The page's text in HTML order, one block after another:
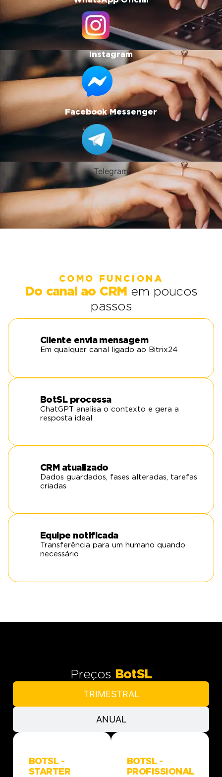
Instagram
Facebook Messenger
Telegram
COMO FUNCIONA
Do canal ao CRM em poucos
passos
Cliente envia mensagem
Em qualquer canal ligado ao Bitrix24
BotSL processa
ChatGPT analisa o contexto e gera a
resposta ideal
CRM atualizado
Dados guardados, fases alteradas, tarefas
criadas
Equipe notificada
Transferência para um humano quando
necessário
Preços BotSL
TRIMESTRAL
ANUAL
BOTSL -
STARTER
BOTSL -
PROFISSIONAL